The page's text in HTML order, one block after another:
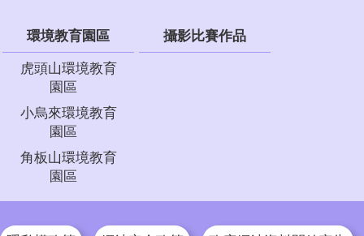
環境教育園區
虎頭山環境教育
園區
小烏來環境教育
園區
角板山環境教育
園區
攝影比賽作品